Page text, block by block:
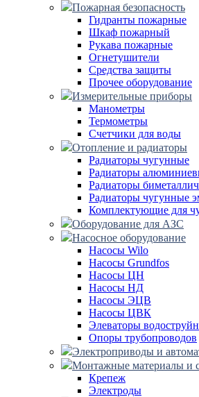
Пожарная безопасность
Гидранты пожарные
Шкаф пожарный
Рукава пожарные
Огнетушители
Средства защиты
Прочее оборудование
Измерительные приборы
Манометры
Термометры
Счетчики для воды
Отопление и радиаторы
Радиаторы чугунные
Радиаторы
Радиаторы
Радиаторы чугунные
Комплектующие для
Оборудование для АЗС
Насосное оборудование
Насосы Wilo
Насосы Grundfos
Насосы ЦН
Насосы НД
Насосы ЭЦВ
Насосы ЦВК
Элеваторы
Опоры трубопроводов
Электроприводы и
Монтажные материалы и
Крепеж
Электроды